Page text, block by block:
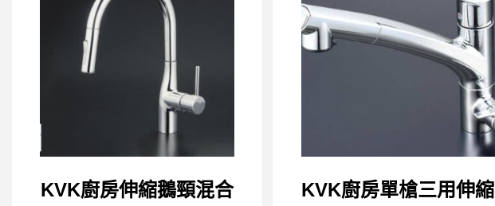
KVK廚房伸縮鵝頸混合
KVK廚房單槍三用伸縮